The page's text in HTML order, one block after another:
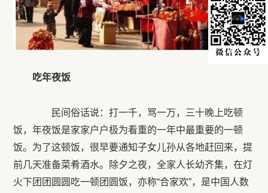
吃年夜饭
民间俗话说：打一千，骂一万，三十晚上吃顿
饭，年夜饭是家家户户极为看重的一年中最重要的一顿
饭。为了这顿饭，很早要通知子女儿孙从各地赶回来，提
前几天准备菜肴酒水。除夕之夜，全家人长幼齐集，在灯
火下团团圆圆吃一顿团圆饭，亦称“合家欢”，是中国人数